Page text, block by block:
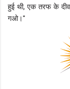
हुई थी, एक तरफ के
गओ।"